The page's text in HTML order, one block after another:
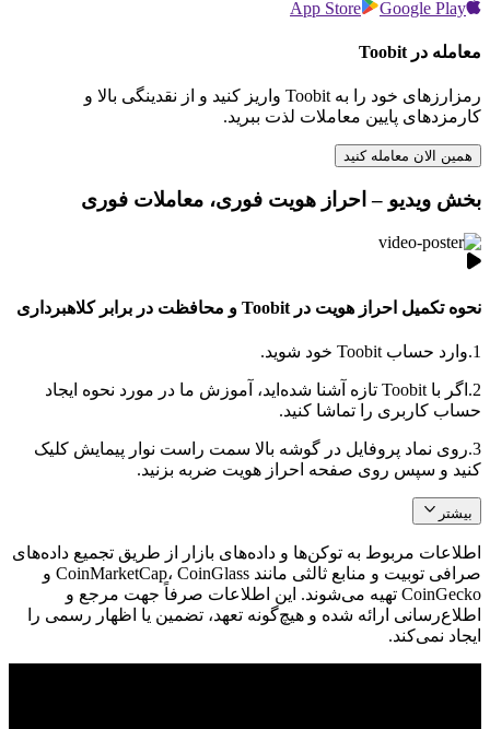
App Store Google Play
معامله در Toobit
رمزارزهای خود را به Toobit واریز کنید و از نقدینگی بالا و
کارمزدهای پایین معاملات لذت ببرید.
همین الان معامله کنید
بخش ویدیو – احراز هویت فوری، معاملات فوری
نحوه تکمیل احراز هویت در Toobit و محافظت در برابر کلاهبرداری
1. وارد حساب Toobit خود شوید.
2.
اگر با Toobit تازه آشنا شده‌اید، آموزش ما در مورد نحوه ایجاد
حساب کاربری را تماشا کنید.
3. روی نماد پروفایل در گوشه بالا سمت راست نوار پیمایش کلیک
کنید و سپس روی صفحه احراز هویت ضربه بزنید.
بیشتر
اطلاعات مربوط به توکن‌ها و داده‌های بازار از طریق تجمیع داده‌های
صرافی توبیت و منابع ثالثی مانند CoinMarketCap، CoinGlass و
CoinGecko تهیه می‌شوند. این اطلاعات صرفاً جهت مرجع و
اطلاع‌رسانی ارائه شده و هیچ‌گونه تعهد، تضمین یا اظهار رسمی را
ایجاد نمی‌کند.